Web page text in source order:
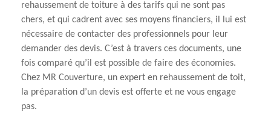
rehaussement de toiture à des tarifs qui ne sont pas
chers, et qui cadrent avec ses moyens financiers, il lui est
nécessaire de contacter des professionnels pour leur
demander des devis. C’est à travers ces documents, une
fois comparé qu’il est possible de faire des économies.
Chez MR Couverture, un expert en rehaussement de toit,
la préparation d’un devis est offerte et ne vous engage
pas.